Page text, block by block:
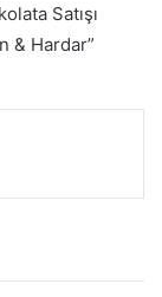
Satışı
& Hardar”